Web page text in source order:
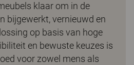
klaar om in de
bijgewerkt, vernieuwd en
op basis van hoge
en bewuste keuzes is
voor zowel mens als